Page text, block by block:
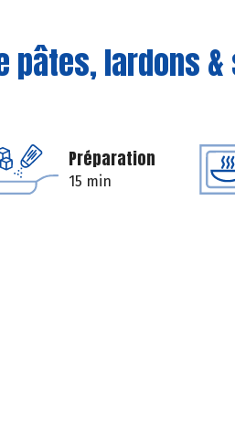
pâtes, lardons
Préparation
15 min